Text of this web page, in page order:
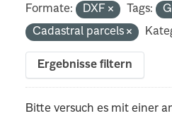
Formate: DXF Tags:
Cadastral parcels
Ergebnisse filtern
Bitte versuch es mit einer